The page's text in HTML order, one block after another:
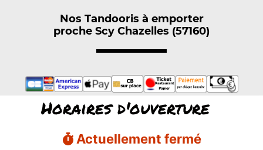
Nos Tandooris à emporter
proche Scy Chazelles (57160)
Horaires d'ouverture
Actuellement fermé